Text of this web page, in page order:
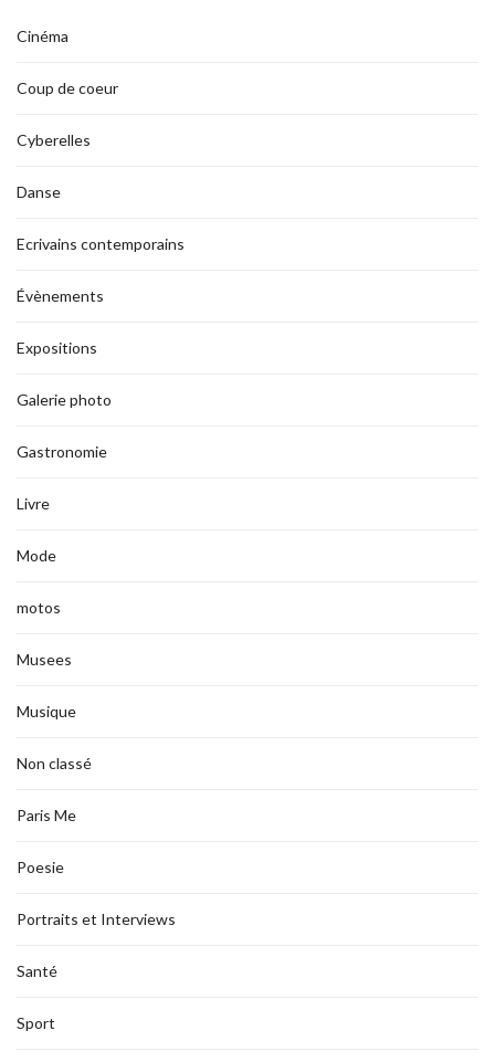
Cinéma
Coup de coeur
Cyberelles
Danse
Ecrivains contemporains
Évènements
Expositions
Galerie photo
Gastronomie
Livre
Mode
motos
Musees
Musique
Non classé
Paris Me
Poesie
Portraits et Interviews
Santé
Sport